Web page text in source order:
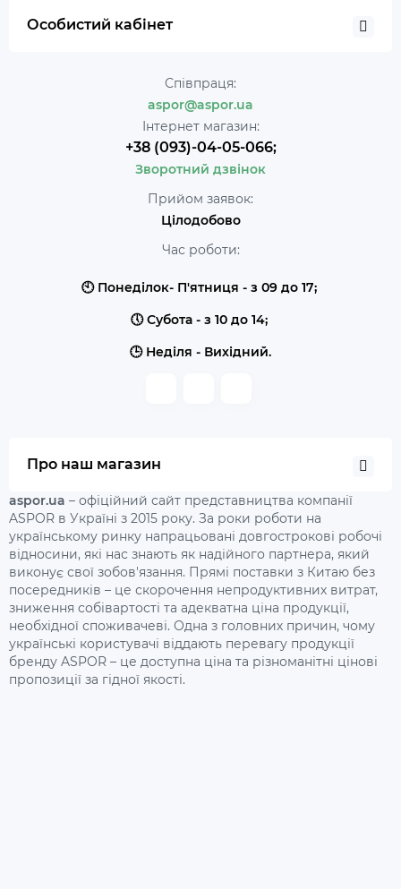
Особистий кабінет
Співпраця:
aspor@aspor.ua
Інтернет магазин:
+38 (093)-04-05-066;
Зворотний дзвінок
Прийом заявок:
Цілодобово
Час роботи:
🕙 Понеділок- П'ятниця - з 09 до 17;
🕔 Субота - з 10 до 14;
🕒 Неділя - Вихідний.
Про наш магазин
aspor.ua – офіційний сайт представництва компанії
ASPOR в Україні з 2015 року. За роки роботи на
українському ринку напрацьовані довгострокові робочі
відносини, які нас знають як надійного партнера, який
виконує свої зобов'язання. Прямі поставки з Китаю без
посередників – це скорочення непродуктивних витрат,
зниження собівартості та адекватна ціна продукції,
необхідної споживачеві. Одна з головних причин, чому
українські користувачі віддають перевагу продукції
бренду ASPOR – це доступна ціна та різноманітні цінові
пропозиції за гідної якості.